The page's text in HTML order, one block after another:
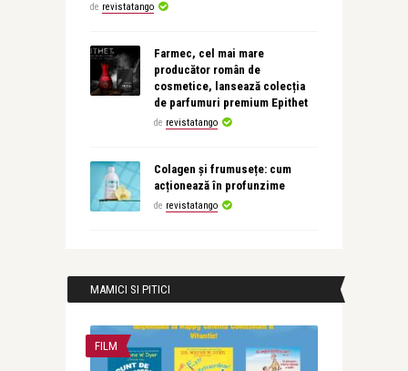
de revistatango
Farmec, cel mai mare
producător român de
cosmetice, lansează colecția
de parfumuri premium Epithet
de revistatango
Colagen și frumusețe: cum
acționează în profunzime
de revistatango
MAMICI SI PITICI
FILM